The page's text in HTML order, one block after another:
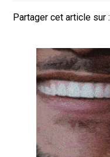
Partager cet article sur :